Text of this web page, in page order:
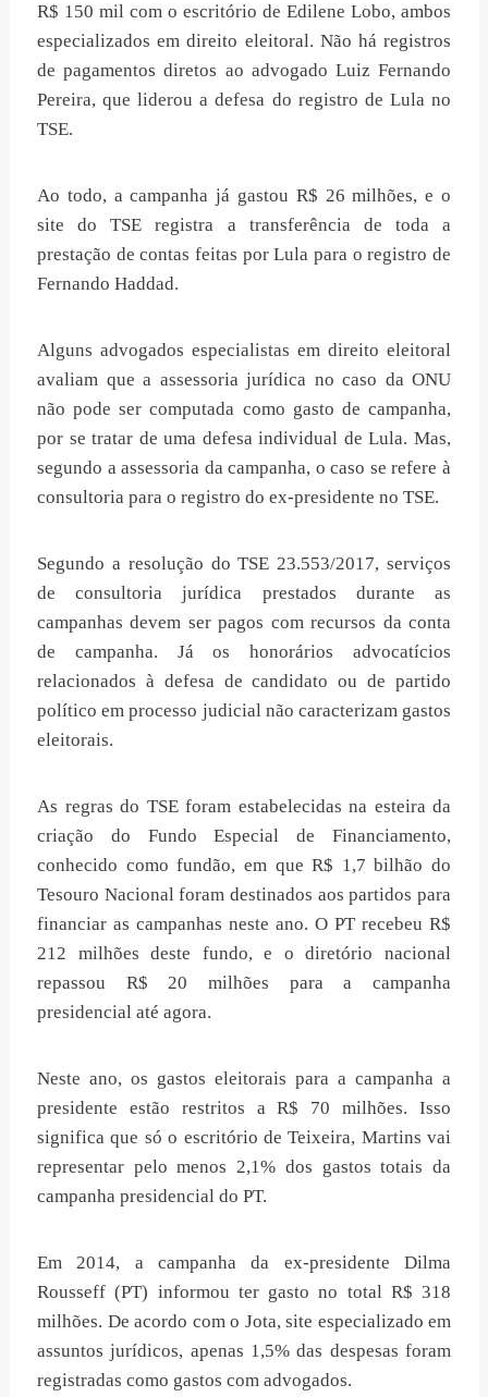
R$ 150 mil com o escritório de Edilene Lobo, ambos
especializados em direito eleitoral. Não há registros
de pagamentos diretos ao advogado Luiz Fernando
Pereira, que liderou a defesa do registro de Lula no
TSE.
Ao todo, a campanha já gastou R$ 26 milhões, e o
site do TSE registra a transferência de toda a
prestação de contas feitas por Lula para o registro de
Fernando Haddad.
Alguns advogados especialistas em direito eleitoral
avaliam que a assessoria jurídica no caso da ONU
não pode ser computada como gasto de campanha,
por se tratar de uma defesa individual de Lula. Mas,
segundo a assessoria da campanha, o caso se refere à
consultoria para o registro do ex-presidente no TSE.
Segundo a resolução do TSE 23.553/2017, serviços
de consultoria jurídica prestados durante as
campanhas devem ser pagos com recursos da conta
de campanha. Já os honorários advocatícios
relacionados à defesa de candidato ou de partido
político em processo judicial não caracterizam gastos
eleitorais.
As regras do TSE foram estabelecidas na esteira da
criação do Fundo Especial de Financiamento,
conhecido como fundão, em que R$ 1,7 bilhão do
Tesouro Nacional foram destinados aos partidos para
financiar as campanhas neste ano. O PT recebeu R$
212 milhões deste fundo, e o diretório nacional
repassou R$ 20 milhões para a campanha
presidencial até agora.
Neste ano, os gastos eleitorais para a campanha a
presidente estão restritos a R$ 70 milhões. Isso
significa que só o escritório de Teixeira, Martins vai
representar pelo menos 2,1% dos gastos totais da
campanha presidencial do PT.
Em 2014, a campanha da ex-presidente Dilma
Rousseff (PT) informou ter gasto no total R$ 318
milhões. De acordo com o Jota, site especializado em
assuntos jurídicos, apenas 1,5% das despesas foram
registradas como gastos com advogados.